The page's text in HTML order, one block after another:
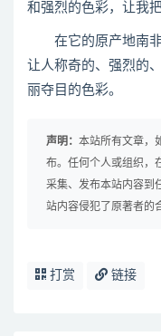
和强烈的色彩，让我
在它的原产地南非
让人称奇的、强烈的
丽夺目的色彩。
声明： 本站所有文章，
布。任何个人或组织，
采集、发布本站内容到
站内容侵犯了原著者的
打赏 链接